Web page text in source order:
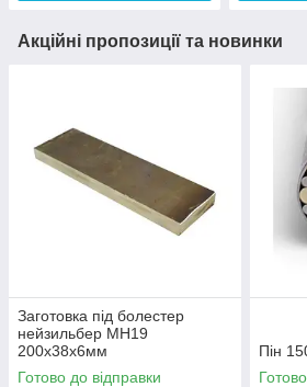
Акційні пропозиції та новинки
Заготовка під болестер
нейзильбер МН19
200х38х6мм
Готово до відправки
Пін